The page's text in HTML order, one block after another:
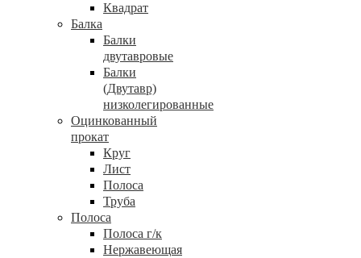
Квадрат
Балка
Балки
двутавровые
Балки
(Двутавр)
низколегированные
Оцинкованный
прокат
Круг
Лист
Полоса
Труба
Полоса
Полоса г/к
Нержавеющая